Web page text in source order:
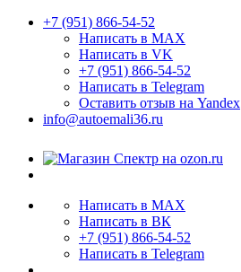
+7 (951) 866-54-52
Написать в MAX
Написать в VK
+7 (951) 866-54-52
Написать в Telegram
Оставить отзыв на Yandex
info@autoemali36.ru
Написать в MAX
Написать в ВК
+7 (951) 866-54-52
Написать в Telegram